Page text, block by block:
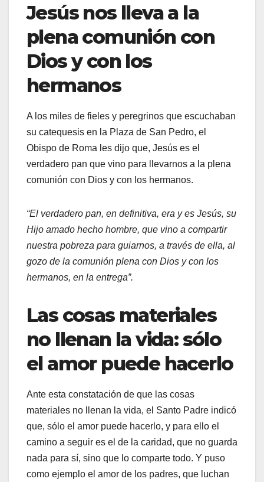
Jesús nos lleva a la
plena comunión con
Dios y con los
hermanos
A los miles de fieles y peregrinos que escuchaban
su catequesis en la Plaza de San Pedro, el
Obispo de Roma les dijo que, Jesús es el
verdadero pan que vino para llevarnos a la plena
comunión con Dios y con los hermanos.
“El verdadero pan, en definitiva, era y es Jesús, su
Hijo amado hecho hombre, que vino a compartir
nuestra pobreza para guiarnos, a través de ella, al
gozo de la comunión plena con Dios y con los
hermanos, en la entrega”.
Las cosas materiales
no llenan la vida: sólo
el amor puede hacerlo
Ante esta constatación de que las cosas
materiales no llenan la vida, el Santo Padre indicó
que, sólo el amor puede hacerlo, y para ello el
camino a seguir es el de la caridad, que no guarda
nada para sí, sino que lo comparte todo. Y puso
como ejemplo el amor de los padres, que luchan